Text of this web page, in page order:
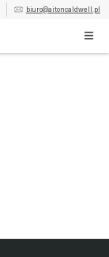
biuro@aitoncaldwell.pl